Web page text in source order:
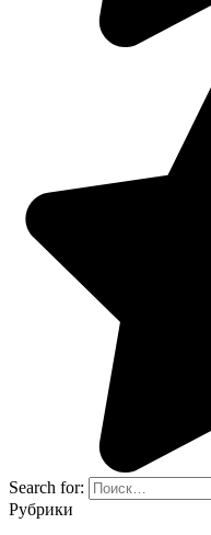
Search for:
Рубрики